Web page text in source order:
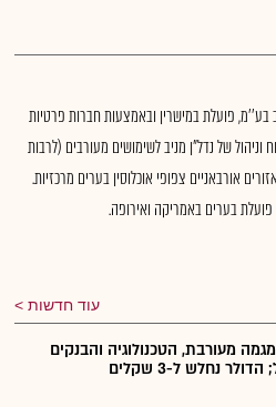
בע''מ, פועלת במישרין ובאמצעות חברות פרטיות
של נדל"ן מניב לשימושים מעורבים (לרבות
אורבאניים צפופי אוכלוסין בערים מרכזיות.
בערים באמריקה ואירופה.
עוד חדשות
מעורבת, הטכנולוגיה והבנקים
נחלש ל-3 שקלים